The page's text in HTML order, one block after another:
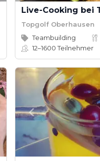
Topgolf Oberhausen
Teambuilding
12–1600Teilnehmer